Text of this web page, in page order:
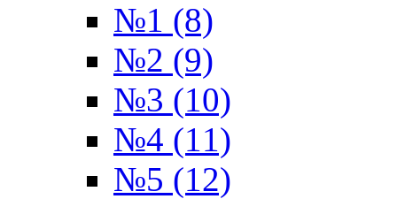
№1 (8)
№2 (9)
№3 (10)
№4 (11)
№5 (12)